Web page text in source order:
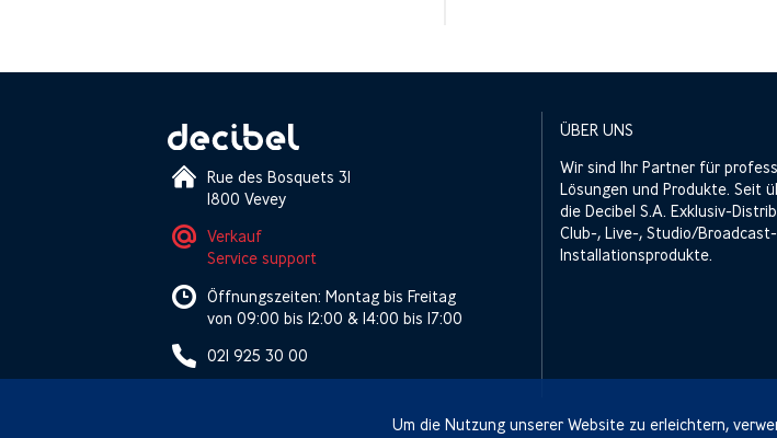
Um die Nutzung unserer Website zu erleichtern,
Rue des Bosquets 31
1800 Vevey
Verkauf
Service support
Öffnungszeiten: Montag bis Freitag
von 09:00 bis 12:00 & 14:00 bis 17:00
021 925 30 00
ÜBER UNS
Wir sind Ihr Partner für
Lösungen und Produkte. Seit
die Decibel S.A. Exklusiv-
Club-, Live-, Studio/
Installationsprodukte.